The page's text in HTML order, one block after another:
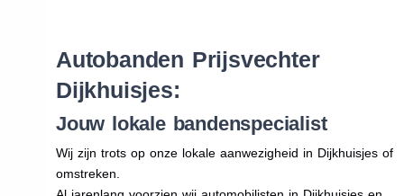
Autobanden Prijsvechter
Dijkhuisjes:
Jouw lokale bandenspecialist
Wij zijn trots op onze lokale aanwezigheid in Dijkhuisjes of
omstreken.